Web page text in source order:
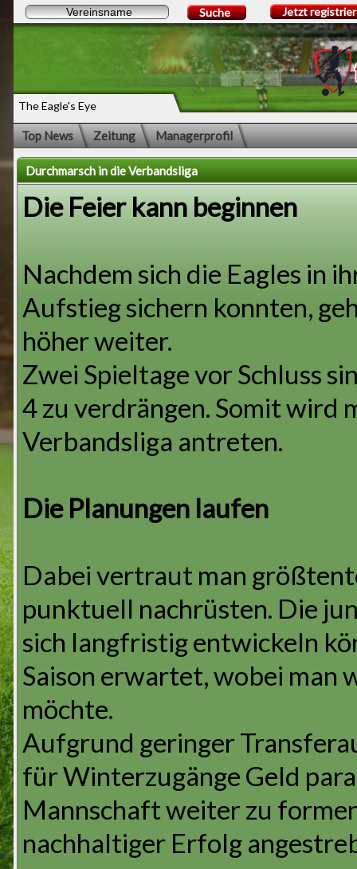
The Eagle's Eye
Suche Jetzt
Top News Zeitung Managerprofil
Durchmarsch in die Verbandsliga
Die Feier kann beginnen
Nachdem sich die Eagles in
Aufstieg sichern konnten,
höher weiter.
Zwei Spieltage vor Schluss
4 zu verdrängen. Somit wird
Verbandsliga antreten.
Die Planungen laufen
Dabei vertraut man
punktuell nachrüsten. Die
sich langfristig entwickeln
Saison erwartet, wobei
möchte.
Aufgrund geringer
für Winterzugänge Geld
Mannschaft weiter zu
nachhaltiger Erfolg